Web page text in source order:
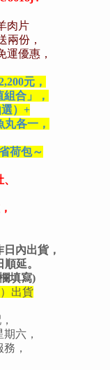
肉片
兩份，
運優惠，
元，
合」，
）+
各一，
荷包～
內出貨，
延。
填寫)
出貨
六，
，